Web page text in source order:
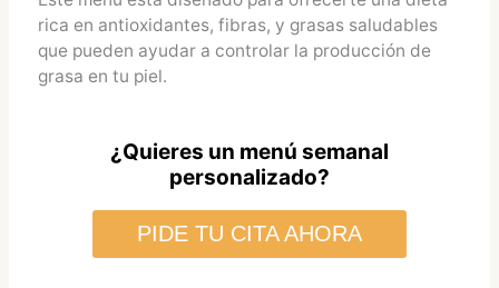
rica en antioxidantes, fibras, y grasas saludables
que pueden ayudar a controlar la producción de
grasa en tu piel.
¿Quieres un menú semanal
personalizado?
PIDE TU CITA AHORA